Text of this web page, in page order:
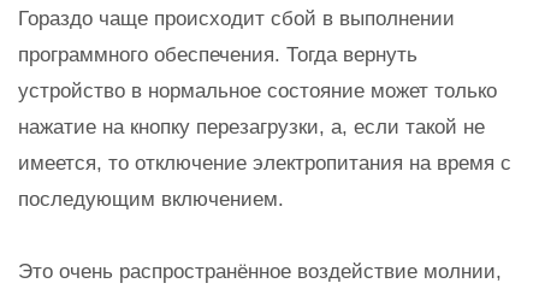
Гораздо чаще происходит сбой в выполнении
программного обеспечения. Тогда вернуть
устройство в нормальное состояние может только
нажатие на кнопку перезагрузки, а, если такой не
имеется, то отключение электропитания на время с
последующим включением.
Это очень распространённое воздействие молнии,